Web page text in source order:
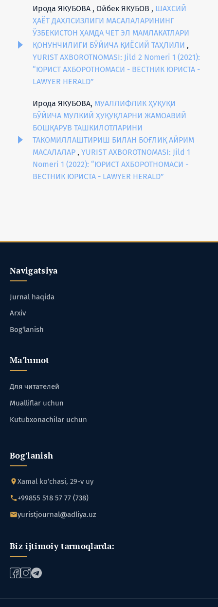
Ирода ЯКУБОВА , Ойбек ЯКУБОВ , ШАХСИЙ
ҲАЁТ ДАХЛСИЗЛИГИ МАСАЛАЛАРИНИНГ
ЎЗБЕКИСТОН ҲАМДА ЧЕТ ЭЛ МАМЛАКАТЛАРИ
ҚОНУНЧИЛИГИ БЎЙИЧА ҚИЁСИЙ ТАҲЛИЛИ ,
YURIST AXBOROTNOMASI: Jild 2 Nomeri 1 (2021):
“ЮРИСТ АХБОРОТНОМАСИ - ВЕСТНИК ЮРИСТА -
LAWYER HERALD”
Ирода ЯКУБОВА, МУАЛЛИФЛИК ҲУҚУҚИ
БЎЙИЧА МУЛКИЙ ҲУҚУҚЛАРНИ ЖАМОАВИЙ
БОШҚАРУВ ТАШКИЛОТЛАРИНИ
ТАКОМИЛЛАШТИРИШ БИЛАН БОҒЛИҚ АЙРИМ
МАСАЛАЛАР , YURIST AXBOROTNOMASI: Jild 1
Nomeri 1 (2022): “ЮРИСТ АХБОРОТНОМАСИ -
ВЕСТНИК ЮРИСТА - LAWYER HERALD”
Navigatsiya
Jurnal haqida
Arxiv
Bog‘lanish
Ma'lumot
Для читателей
Mualliflar uchun
Kutubxonachilar uchun
Bog'lanish
Xamal ko‘chasi, 29-v uy
+99855 518 57 77 (738)
yuristjournal@adliya.uz
Biz ijtimoiy tarmoqlarda: